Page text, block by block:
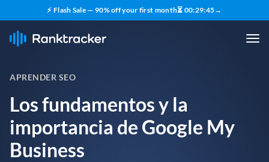
⚡ Flash Sale — 90% off your first month⏳ 00:29:45→
APRENDER SEO
Los fundamentos y la
importancia de Google My
Business